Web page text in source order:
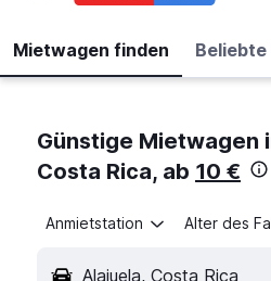
Mietwagen finden
Günstige Mietwagen
Costa Rica, ab 10 €
Anmietstation Alter des
Alajuela, Costa Rica